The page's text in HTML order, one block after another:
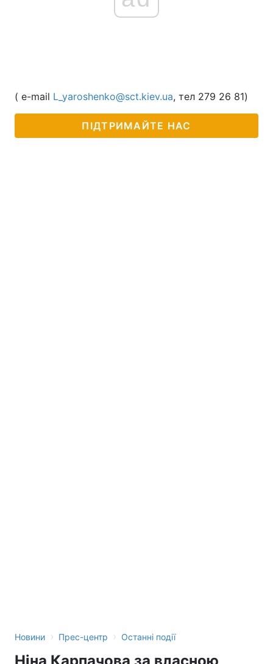
( e-mail L_yaroshenko@sct.kiev.ua, тел 279 26 81)
ПІДТРИМАЙТЕ НАС
Новини › Прес-центр › Останні події